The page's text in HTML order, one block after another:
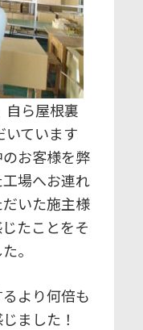
自ら屋根裏
いています
お客様を弊
場へお連れ
いた施主様
たことをそ
。
より何倍も
じました！